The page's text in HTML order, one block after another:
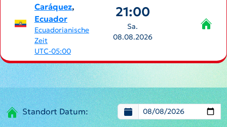
Caráquez,
Ecuador
Ecuadorianische
Zeit
UTC-05:00
21:00
Sa.
08.08.2026
Standort Datum: